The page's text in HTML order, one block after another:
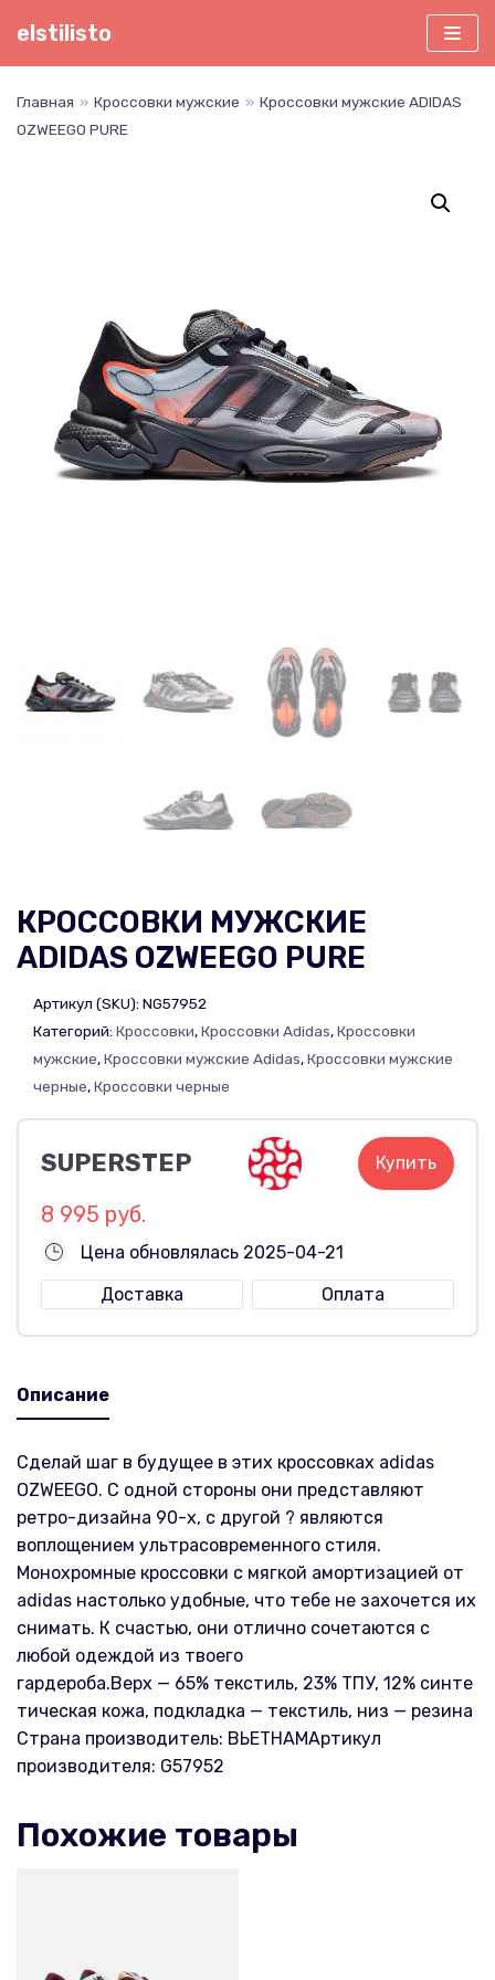
Перейти
elstilisto
Главная » Кроссовки мужские » Кроссовки мужские ADIDAS
OZWEEGO PURE
КРОССОВКИ МУЖСКИЕ
ADIDAS OZWEEGO PURE
Артикул (SKU): NG57952
Категорий: Кроссовки,Кроссовки Adidas,Кроссовки
мужские,Кроссовки мужские Adidas,Кроссовки мужские
черные,Кроссовки черные
SUPERSTEP Купить
8 995 руб.
Цена обновлялась 2025-04-21
Доставка
Оплата
Описание
Сделай шаг в будущее в этих кроссовках adidas
OZWEEGO. С одной стороны они представляют
ретро-дизайна 90-х, с другой ? являются
воплощением ультрасовременного стиля.
Монохромные кроссовки с мягкой амортизацией от
adidas настолько удобные, что тебе не захочется их
снимать. К счастью, они отлично сочетаются с
любой одеждой из твоего
гардероба.Верх — 65% текстиль, 23% ТПУ, 12% синте
тическая кожа, подкладка — текстиль, низ — резина
Страна производитель: ВЬЕТНАМАртикул
производителя: G57952
Похожие товары